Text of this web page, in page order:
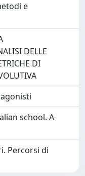
e
DELLE
DI
school. A
Percorsi di